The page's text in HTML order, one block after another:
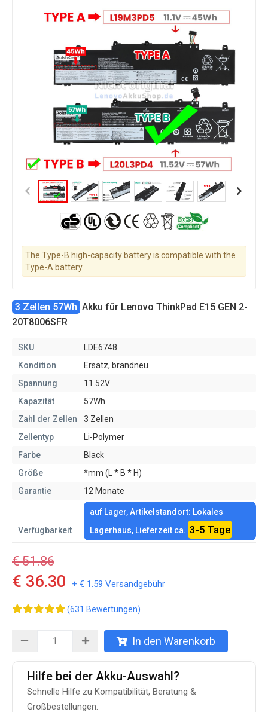
The Type-B high-capacity battery is compatible with the
Type-A battery.
3 Zellen 57Wh Akku für Lenovo ThinkPad E15 GEN 2-
20T8006SFR
SKU
LDE6748
Kondition
Ersatz, brandneu
Spannung
11.52V
Kapazität
57Wh
Zahl der Zellen
3 Zellen
Zellentyp
Li-Polymer
Farbe
Black
Größe
*mm (L * B * H)
Garantie
12 Monate
Verfügbarkeit
auf Lager, Artikelstandort: Lokales
Lagerhaus, Lieferzeit ca. 3-5 Tage
€ 51.86
€ 36.30 + € 1.59 Versandgebühr
(631 Bewertungen)
In den Warenkorb
Hilfe bei der Akku-Auswahl?
Schnelle Hilfe zu Kompatibilität, Beratung &
Großbestellungen.